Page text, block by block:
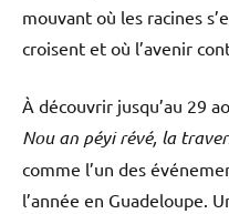
mouvant où les racines
croisent et où l’avenir
À découvrir jusqu’au 29
Nou an péyi révé, la
comme l’un des
l’année en Guadeloupe.